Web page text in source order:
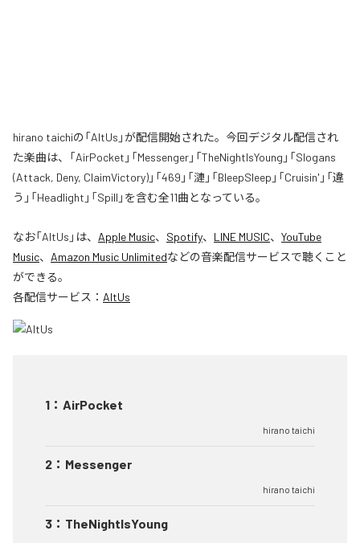
hirano taichiの「AltUs」が配信開始された。今回デジタル配信され
た楽曲は、「AirPocket」「Messenger」「TheNightIsYoung」「Slogans
(Attack, Deny, ClaimVictory)」「469」「漣」「BleepSleep」「Cruisin'」「違
う」「Headlight」「Spill」を含む全11曲となっている。
なお「AltUs 」は、 Apple Music、 Spotify、 LINE MUSIC、 YouTube
Music、 Amazon Music Unlimitedなどの音楽配信サービスで聴くこと
ができる。
各配信サービス： AltUs
1 ： AirPocket
hirano taichi
2 ： Messenger
hirano taichi
3 ： TheNightIsYoung